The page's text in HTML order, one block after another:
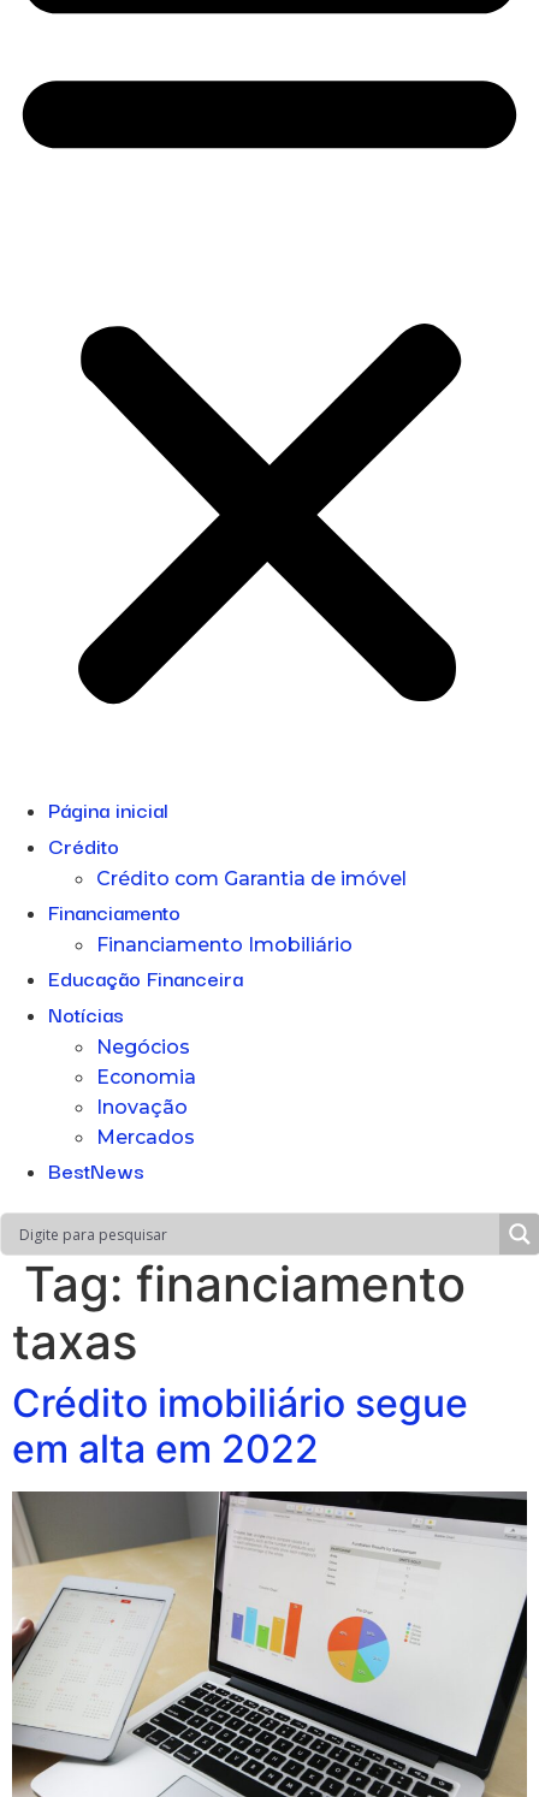
Página inicial
Crédito
Crédito com Garantia de imóvel
Financiamento
Financiamento Imobiliário
Educação Financeira
Notícias
Negócios
Economia
Inovação
Mercados
BestNews
Tag: financiamento
taxas
Crédito imobiliário segue
em alta em 2022